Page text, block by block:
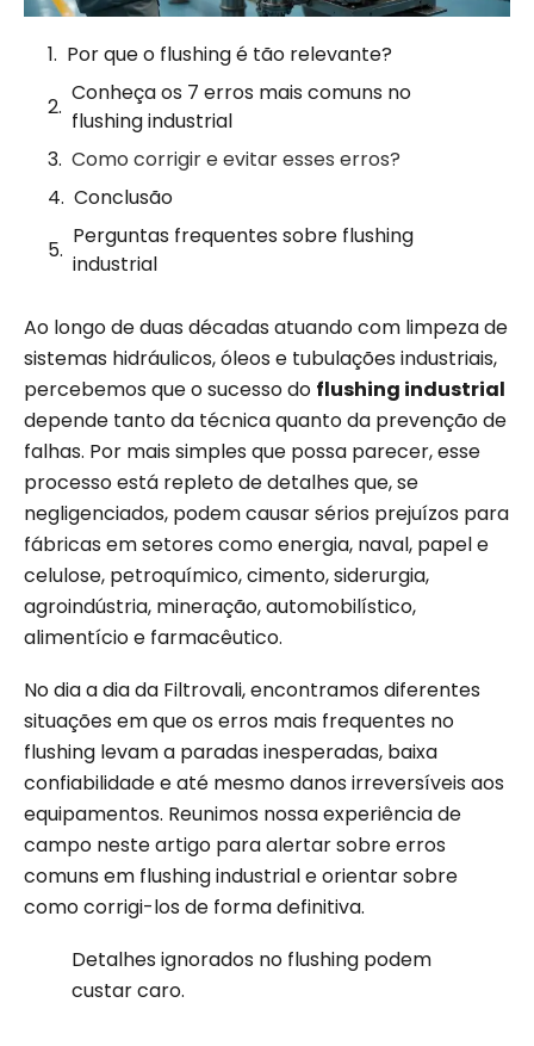
Por que o flushing é tão relevante?
Conheça os 7 erros mais comuns no
flushing industrial
Como corrigir e evitar esses erros?
Conclusão
Perguntas frequentes sobre flushing
industrial
Ao longo de duas décadas atuando com limpeza de
sistemas hidráulicos, óleos e tubulações industriais,
percebemos que o sucesso do flushing industrial
depende tanto da técnica quanto da prevenção de
falhas. Por mais simples que possa parecer, esse
processo está repleto de detalhes que, se
negligenciados, podem causar sérios prejuízos para
fábricas em setores como energia, naval, papel e
celulose, petroquímico, cimento, siderurgia,
agroindústria, mineração, automobilístico,
alimentício e farmacêutico.
No dia a dia da Filtrovali, encontramos diferentes
situações em que os erros mais frequentes no
flushing levam a paradas inesperadas, baixa
confiabilidade e até mesmo danos irreversíveis aos
equipamentos. Reunimos nossa experiência de
campo neste artigo para alertar sobre erros
comuns em flushing industrial e orientar sobre
como corrigi-los de forma definitiva.
Detalhes ignorados no flushing podem
custar caro.